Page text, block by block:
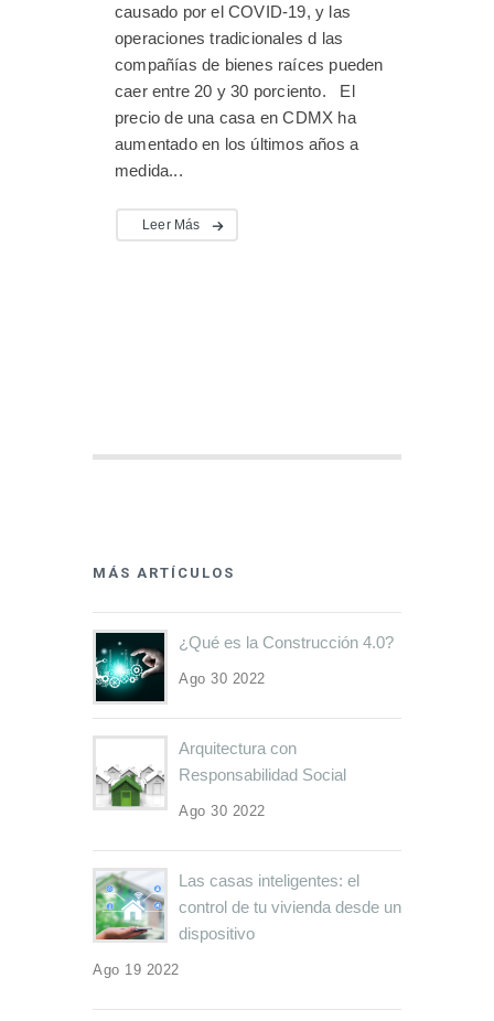
causado por el COVID-19, y las
operaciones tradicionales d las
compañías de bienes raíces pueden
caer entre 20 y 30 porciento. El
precio de una casa en CDMX ha
aumentado en los últimos años a
medida...
Leer Más
MÁS ARTÍCULOS
¿Qué es la Construcción 4.0?
Ago 30 2022
Arquitectura con
Responsabilidad Social
Ago 30 2022
Las casas inteligentes: el
control de tu vivienda desde un
dispositivo
Ago 19 2022